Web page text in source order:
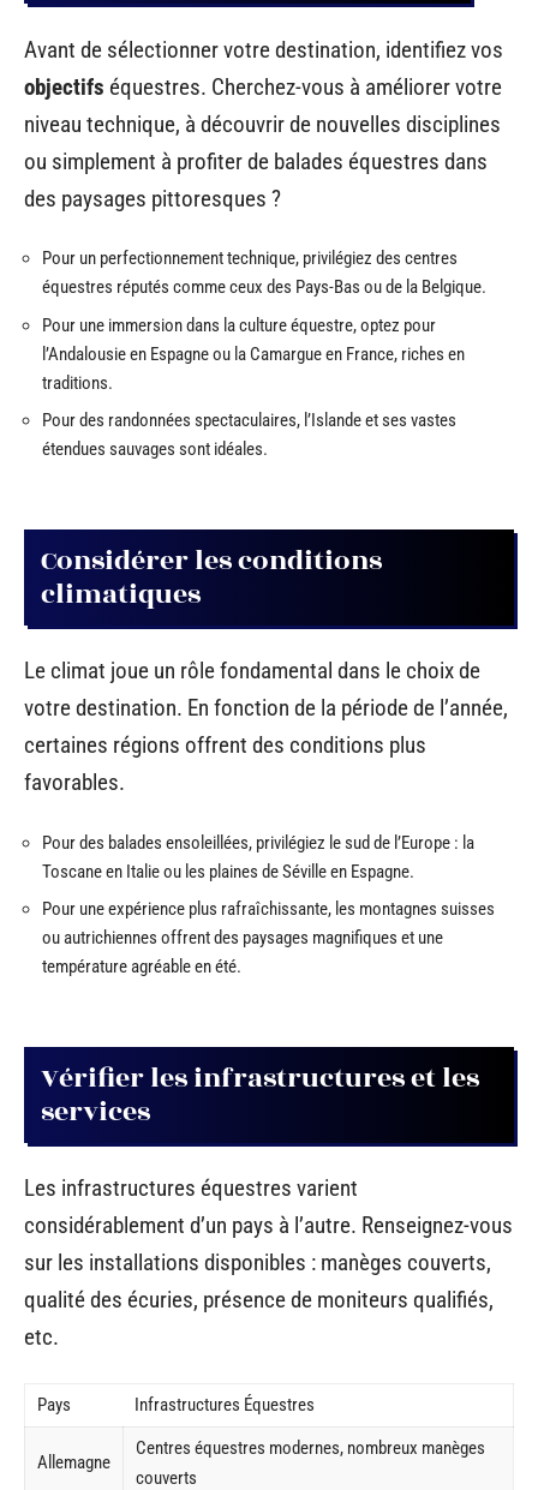
Avant de sélectionner votre destination, identifiez vos
objectifs équestres. Cherchez-vous à améliorer votre
niveau technique, à découvrir de nouvelles disciplines
ou simplement à profiter de balades équestres dans
des paysages pittoresques ?
Pour un perfectionnement technique, privilégiez des centres
équestres réputés comme ceux des Pays-Bas ou de la Belgique.
Pour une immersion dans la culture équestre, optez pour
l’Andalousie en Espagne ou la Camargue en France, riches en
traditions.
Pour des randonnées spectaculaires, l’Islande et ses vastes
étendues sauvages sont idéales.
Considérer les conditions
climatiques
Le climat joue un rôle fondamental dans le choix de
votre destination. En fonction de la période de l’année,
certaines régions offrent des conditions plus
favorables.
Pour des balades ensoleillées, privilégiez le sud de l’Europe : la
Toscane en Italie ou les plaines de Séville en Espagne.
Pour une expérience plus rafraîchissante, les montagnes suisses
ou autrichiennes offrent des paysages magnifiques et une
température agréable en été.
Vérifier les infrastructures et les
services
Les infrastructures équestres varient
considérablement d’un pays à l’autre. Renseignez-vous
sur les installations disponibles : manèges couverts,
qualité des écuries, présence de moniteurs qualifiés,
etc.
Pays Infrastructures Équestres
Allemagne
Centres équestres modernes, nombreux manèges
couverts